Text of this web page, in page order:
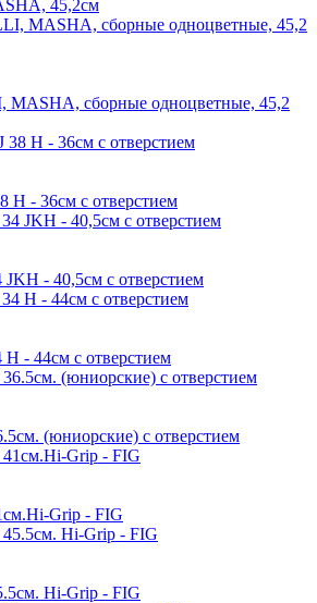
45,2cм
MASHA, сборные одноцветные, 45,2
H - 36см с отверстием
- 40,5см с отверстием
- 44см с отверстием
(юниорские) с отверстием
Grip - FIG
Hi-Grip - FIG